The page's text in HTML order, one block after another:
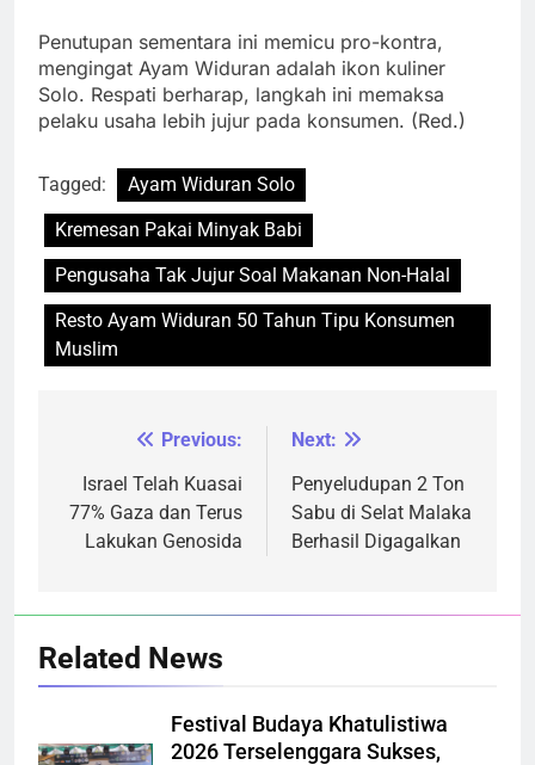
Penutupan sementara ini memicu pro-kontra,
mengingat Ayam Widuran adalah ikon kuliner
Solo. Respati berharap, langkah ini memaksa
pelaku usaha lebih jujur pada konsumen. (Red.)
Tagged:
Ayam Widuran Solo
Kremesan Pakai Minyak Babi
Pengusaha Tak Jujur Soal Makanan Non-Halal
Resto Ayam Widuran 50 Tahun Tipu Konsumen
Muslim
Navigasi
pos
Previous:
Israel Telah Kuasai
77% Gaza dan Terus
Lakukan Genosida
Next:
Penyeludupan 2 Ton
Sabu di Selat Malaka
Berhasil Digagalkan
Related News
Festival Budaya Khatulistiwa
2026 Terselenggara Sukses,